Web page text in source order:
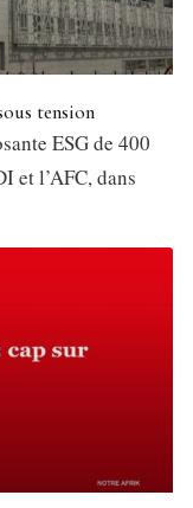
tension
ESG de 400
et l’AFC, dans